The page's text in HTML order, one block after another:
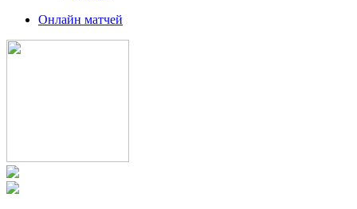
Онлайн матчей